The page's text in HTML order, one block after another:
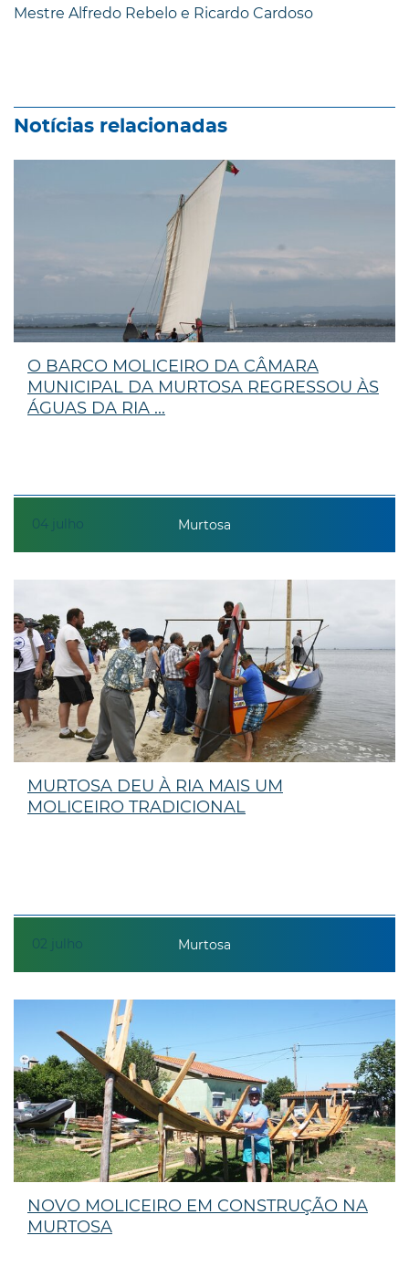
Mestre Alfredo Rebelo e Ricardo Cardoso
Notícias relacionadas
04 julho
O BARCO MOLICEIRO DA CÂMARA
MUNICIPAL DA MURTOSA REGRESSOU ÀS
ÁGUAS DA RIA ...
Murtosa
02 julho
MURTOSA DEU À RIA MAIS UM
MOLICEIRO TRADICIONAL
Murtosa
NOVO MOLICEIRO EM CONSTRUÇÃO NA
MURTOSA